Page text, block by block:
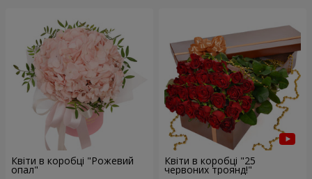
Квіти в коробці "Рожевий
опал"
Квіти в коробці "25
червоних троянд!"